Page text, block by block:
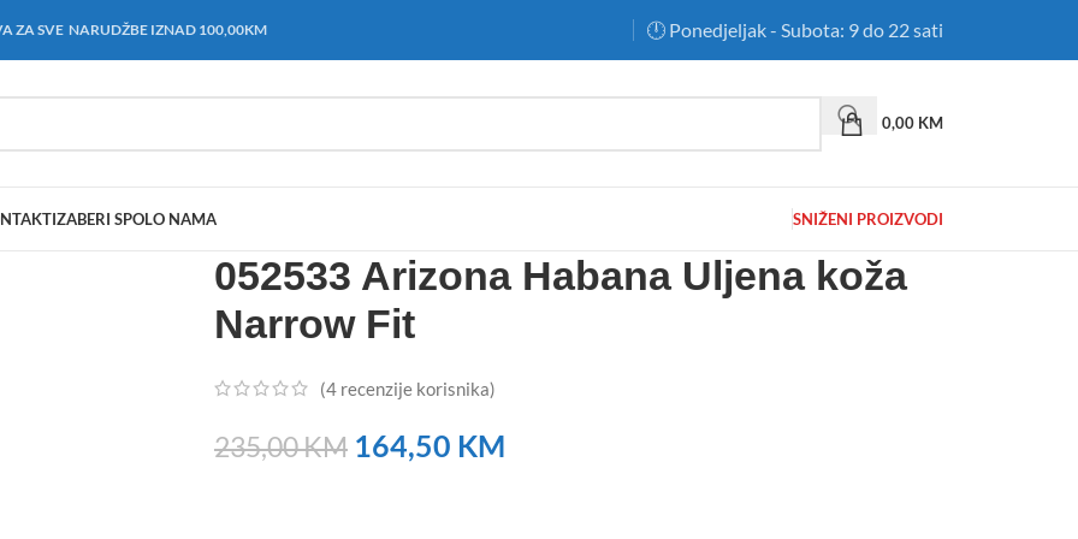
ZA SVE NARUDŽBE IZNAD 100,00KM 🕛 Ponedjeljak - Subota: 9 do 22 sati
0,00 KM
IZABERI SPOLO NAMA SNIŽENI PROIZVODI
052533 Arizona Habana Uljena koža
Narrow Fit
(4recenzije korisnika)
235,00KM 164,50 KM